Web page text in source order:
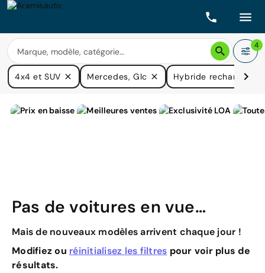
4
4x4 et SUV Mercedes, Glc Hybride rechargeable
Pas de voitures en vue…
Mais de nouveaux modèles arrivent chaque jour !
Modifiez ou réinitialisez les filtres pour voir plus de
résultats.